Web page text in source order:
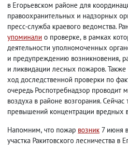
в Егорьевском районе для
правоохранительных и надзорных
пресс-служба краевого ведомства.
упоминали о проверке, в рамках
деятельности уполномоченных
и предупреждению возникновения,
и ликвидации лесных пожаров.
ход доследственной проверки по
очередь Роспотребнадзор проводит
воздуха в районе возгорания.
превышений концентрации вредных
Напомним, что пожар возник 7 июня
участка Ракитовского лесничества в